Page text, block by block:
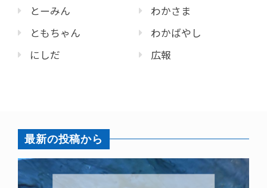
とーみん
ともちゃん
にしだ
わかさま
わかばやし
広報
最新の投稿から